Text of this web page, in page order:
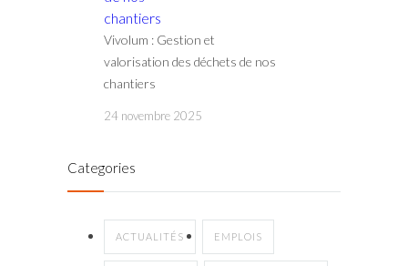
Vivolum : Gestion et
valorisation des déchets de nos
chantiers
24 novembre 2025
Categories
ACTUALITÉS EMPLOIS